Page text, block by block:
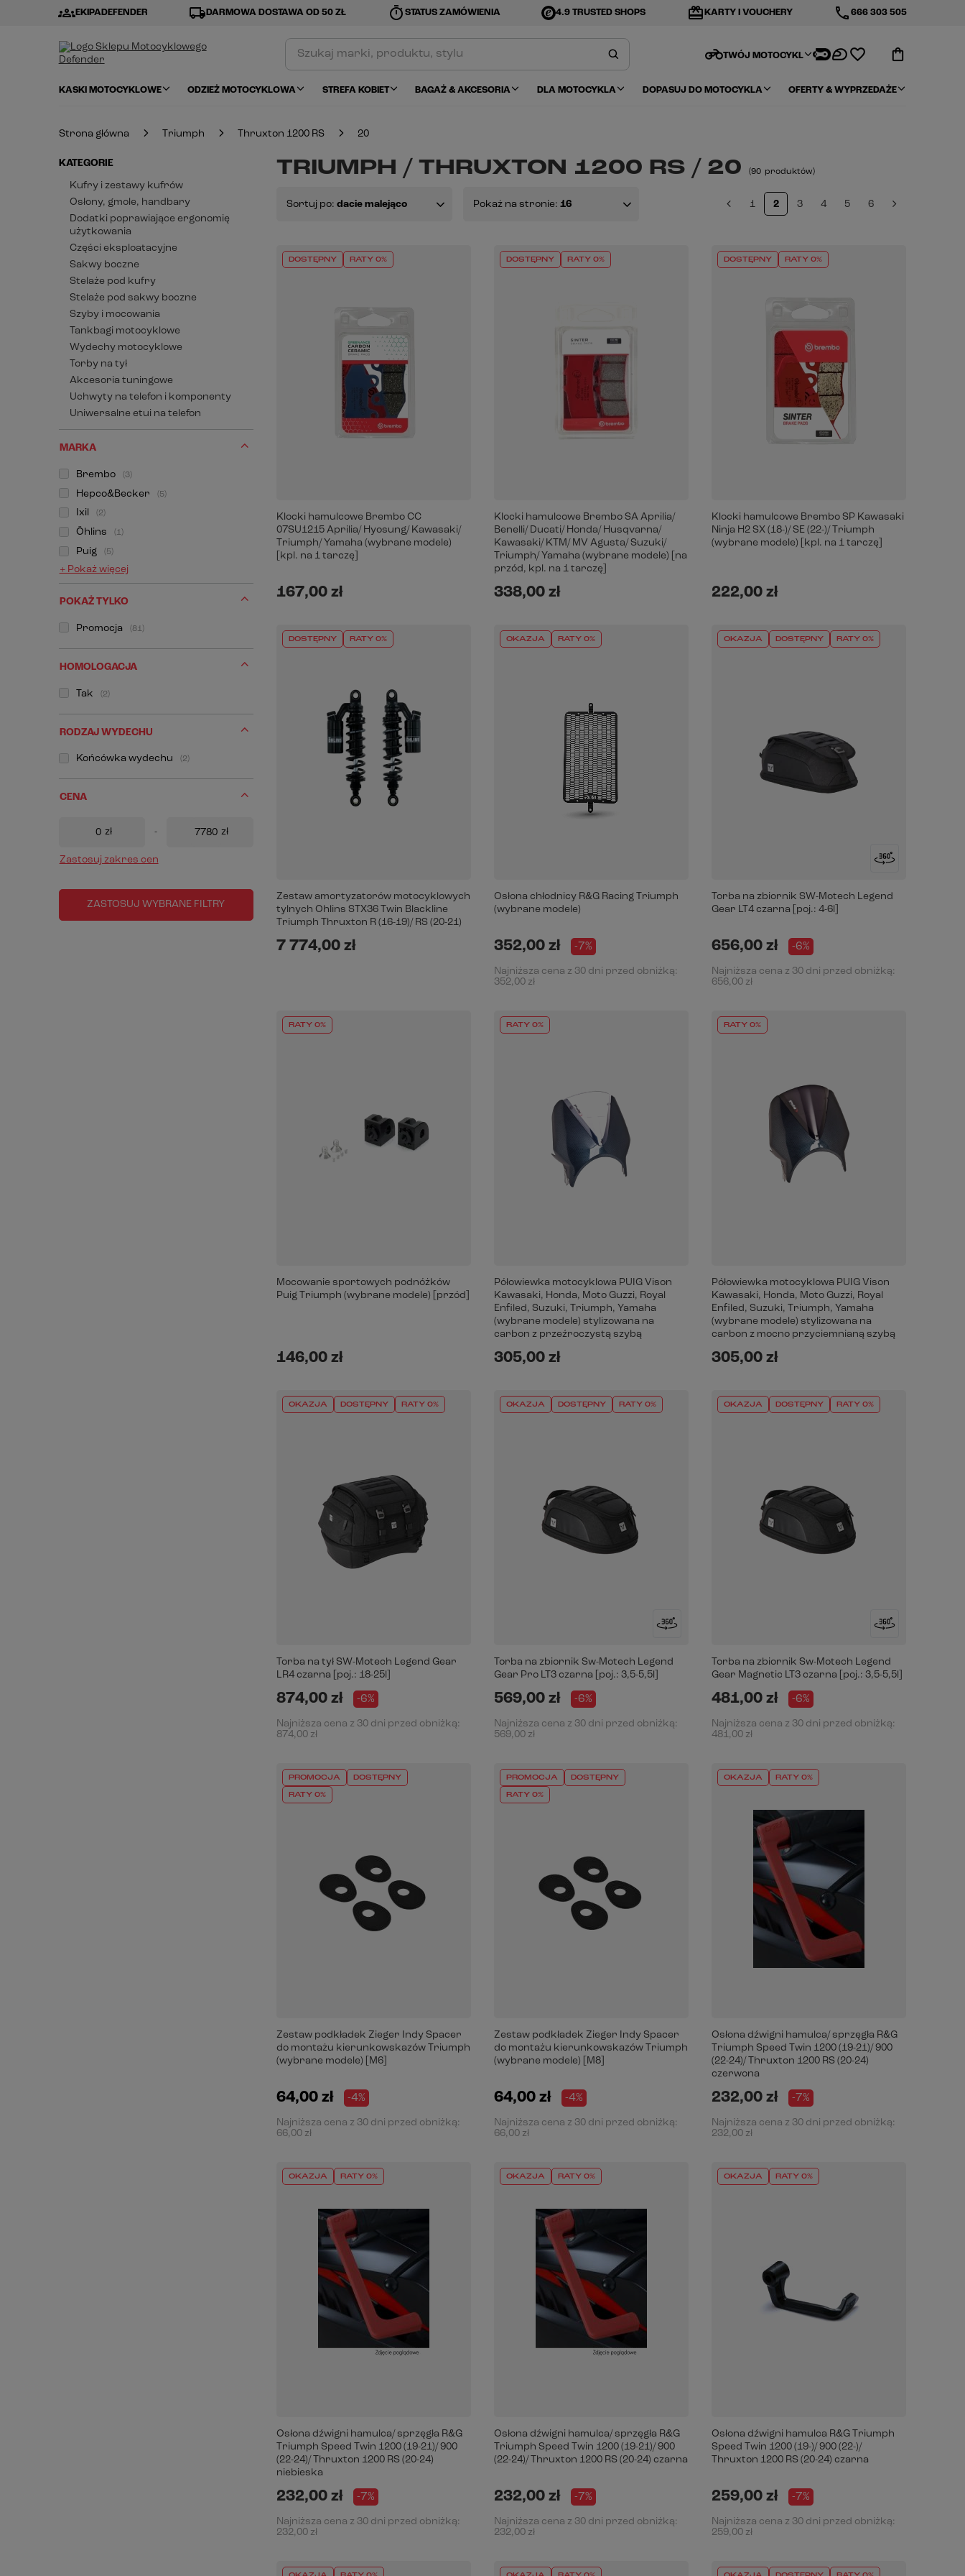
groupsEKIPADEFENDER local_shippingDARMOWA DOSTAWA OD 50 ZŁ timer STATUS ZAMÓWIENIA 4.9 TRUSTED SHOPS redeem KARTY I VOUCHERY phone666 303 505
motorcycleTWÓJ MOTOCYKL
KASKI MOTOCYKLOWE ODZIEŻ MOTOCYKLOWA STREFA KOBIET BAGAŻ & AKCESORIA DLA MOTOCYKLA DOPASUJ DO MOTOCYKLA OFERTY & WYPRZEDAŻE
Strona główna Triumph Thruxton 1200 RS 20
KATEGORIE
Kufry i zestawy kufrów
Osłony, gmole, handbary
Dodatki poprawiające ergonomię
użytkowania
Części eksploatacyjne
Sakwy boczne
Stelaże pod kufry
Stelaże pod sakwy boczne
Szyby i mocowania
Tankbagi motocyklowe
Wydechy motocyklowe
Torby na tył
Akcesoria tuningowe
Uchwyty na telefon i komponenty
Uniwersalne etui na telefon
MARKA
Brembo 3
Hepco&Becker 5
Ixil 2
Öhlins 1
Puig 5
+ Pokaż więcej
POKAŻ TYLKO
Promocja 81
HOMOLOGACJA
Tak 2
RODZAJ WYDECHU
Końcówka wydechu 2
CENA
zł - zł
Zastosuj zakres cen
ZASTOSUJ WYBRANE FILTRY
TRIUMPH / THRUXTON 1200 RS / 20 (90 produktów)
Sortuj po: dacie malejąco Pokaż na stronie: 16 1 2 3 4 5 6
DOSTĘPNY RATY 0%
Klocki hamulcowe Brembo CC
07SU1215 Aprilia/ Hyosung/ Kawasaki/
Triumph/ Yamaha (wybrane modele)
[kpl. na 1 tarczę]
167,00 zł
DOSTĘPNY RATY 0%
Klocki hamulcowe Brembo SA Aprilia/
Benelli/ Ducati/ Honda/ Husqvarna/
Kawasaki/ KTM/ MV Agusta/ Suzuki/
Triumph/ Yamaha (wybrane modele) [na
przód, kpl. na 1 tarczę]
338,00 zł
DOSTĘPNY RATY 0%
Klocki hamulcowe Brembo SP Kawasaki
Ninja H2 SX (18-)/ SE (22-)/ Triumph
(wybrane modele) [kpl. na 1 tarczę]
222,00 zł
DOSTĘPNY RATY 0%
Zestaw amortyzatorów motocyklowych
tylnych Ohlins STX36 Twin Blackline
Triumph Thruxton R (16-19)/ RS (20-21)
7 774,00 zł
OKAZJA RATY 0%
Osłona chłodnicy R&G Racing Triumph
(wybrane modele)
352,00 zł -7%
Najniższa cena z 30 dni przed obniżką:
352,00 zł
OKAZJA DOSTĘPNY RATY 0%
Torba na zbiornik SW-Motech Legend
Gear LT4 czarna [poj.: 4-6l]
656,00 zł -6%
Najniższa cena z 30 dni przed obniżką:
656,00 zł
RATY 0%
Mocowanie sportowych podnóżków
Puig Triumph (wybrane modele) [przód]
146,00 zł
RATY 0%
Półowiewka motocyklowa PUIG Vison
Kawasaki, Honda, Moto Guzzi, Royal
Enfiled, Suzuki, Triumph, Yamaha
(wybrane modele) stylizowana na
carbon z przeźroczystą szybą
305,00 zł
RATY 0%
Półowiewka motocyklowa PUIG Vison
Kawasaki, Honda, Moto Guzzi, Royal
Enfiled, Suzuki, Triumph, Yamaha
(wybrane modele) stylizowana na
carbon z mocno przyciemnianą szybą
305,00 zł
OKAZJA DOSTĘPNY RATY 0%
Torba na tył SW-Motech Legend Gear
LR4 czarna [poj.: 18-25l]
874,00 zł -6%
Najniższa cena z 30 dni przed obniżką:
874,00 zł
OKAZJA DOSTĘPNY RATY 0%
Torba na zbiornik Sw-Motech Legend
Gear Pro LT3 czarna [poj.: 3,5-5,5l]
569,00 zł -6%
Najniższa cena z 30 dni przed obniżką:
569,00 zł
OKAZJA DOSTĘPNY RATY 0%
Torba na zbiornik Sw-Motech Legend
Gear Magnetic LT3 czarna [poj.: 3,5-5,5l]
481,00 zł -6%
Najniższa cena z 30 dni przed obniżką:
481,00 zł
PROMOCJA DOSTĘPNY
RATY 0%
Zestaw podkładek Zieger Indy Spacer
do montażu kierunkowskazów Triumph
(wybrane modele) [M6]
64,00 zł -4%
Najniższa cena z 30 dni przed obniżką:
66,00 zł
PROMOCJA DOSTĘPNY
RATY 0%
Zestaw podkładek Zieger Indy Spacer
do montażu kierunkowskazów Triumph
(wybrane modele) [M8]
64,00 zł -4%
Najniższa cena z 30 dni przed obniżką:
66,00 zł
OKAZJA RATY 0%
Osłona dźwigni hamulca/ sprzęgła R&G
Triumph Speed Twin 1200 (19-21)/ 900
(22-24)/ Thruxton 1200 RS (20-24)
czerwona
232,00 zł -7%
Najniższa cena z 30 dni przed obniżką:
232,00 zł
OKAZJA RATY 0%
Osłona dźwigni hamulca/ sprzęgła R&G
Triumph Speed Twin 1200 (19-21)/ 900
(22-24)/ Thruxton 1200 RS (20-24)
niebieska
232,00 zł -7%
Najniższa cena z 30 dni przed obniżką:
232,00 zł
OKAZJA RATY 0%
Osłona dźwigni hamulca/ sprzęgła R&G
Triumph Speed Twin 1200 (19-21)/ 900
(22-24)/ Thruxton 1200 RS (20-24) czarna
232,00 zł -7%
Najniższa cena z 30 dni przed obniżką:
232,00 zł
OKAZJA RATY 0%
Osłona dźwigni hamulca R&G Triumph
Speed Twin 1200 (19-)/ 900 (22-)/
Thruxton 1200 RS (20-24) czarna
259,00 zł -7%
Najniższa cena z 30 dni przed obniżką:
259,00 zł